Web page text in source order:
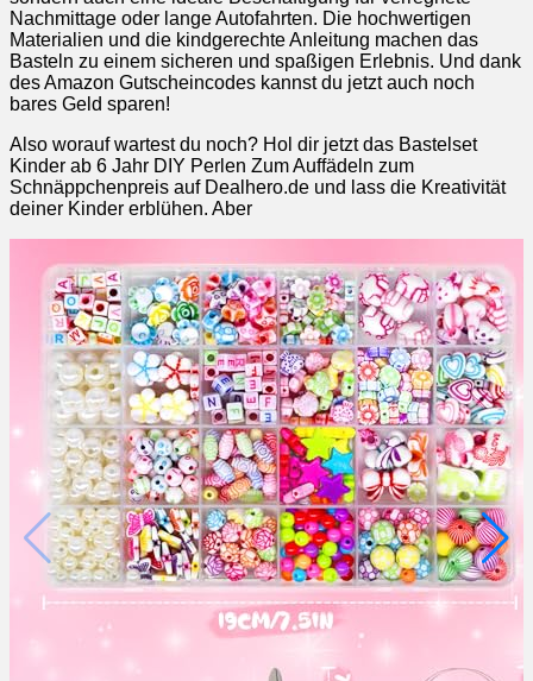
Nachmittage oder lange Autofahrten. Die hochwertigen
Materialien und die kindgerechte Anleitung machen das
Basteln zu einem sicheren und spaßigen Erlebnis. Und dank
des Amazon Gutscheincodes kannst du jetzt auch noch
bares Geld sparen!
Also worauf wartest du noch? Hol dir jetzt das Bastelset
Kinder ab 6 Jahr DIY Perlen Zum Auffädeln zum
Schnäppchenpreis auf Dealhero.de und lass die Kreativität
deiner Kinder erblühen. Aber